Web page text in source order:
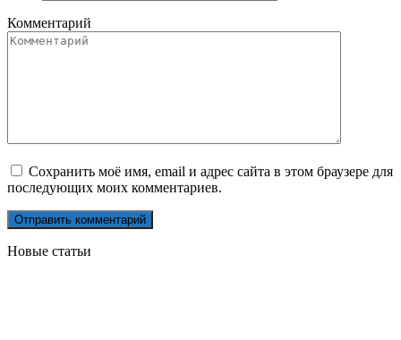
Комментарий
Сохранить моё имя, email и адрес сайта в этом браузере для
последующих моих комментариев.
Новые статьи